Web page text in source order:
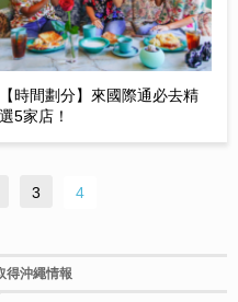
【時間劃分】來國際通必去精
選5家店！
3 4
得沖繩情報